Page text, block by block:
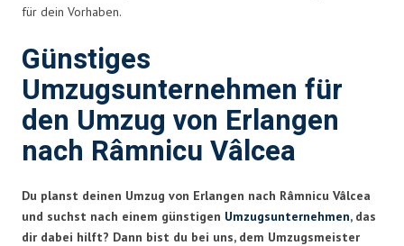
für dein Vorhaben.
Günstiges
Umzugsunternehmen für
den Umzug von Erlangen
nach Râmnicu Vâlcea
Du planst deinen Umzug von Erlangen nach Râmnicu Vâlcea
und suchst nach einem günstigen Umzugsunternehmen, das
dir dabei hilft? Dann bist du bei uns, dem Umzugsmeister